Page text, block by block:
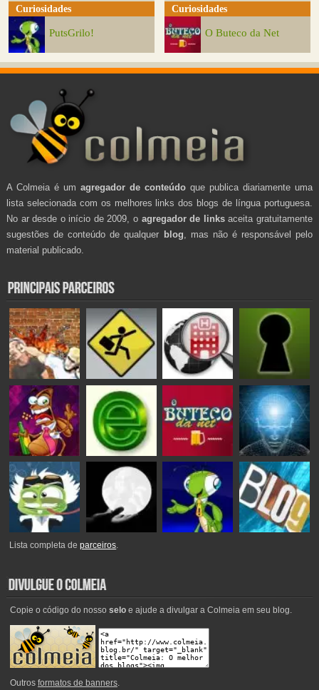
Curiosidades
PutsGrilo!
Curiosidades
O Buteco da Net
A Colmeia é um agregador de conteúdo que publica diariamente uma
lista selecionada com os melhores links dos blogs de língua portuguesa.
No ar desde o início de 2009, o agregador de linksaceita gratuitamente
sugestões de conteúdo de qualquer blog , mas não é responsável pelo
material publicado.
Lista completa deparceiros.
Copie o código do nosso seloe ajude a divulgar a Colmeia em seu blog.
Outros formatos de banners.